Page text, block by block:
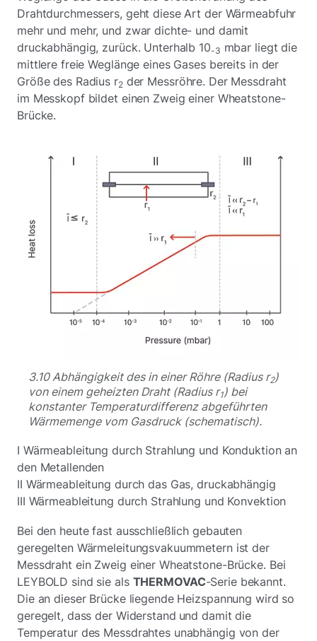
Drahtdurchmessers, geht diese Art der Wärmeabfuhr
mehr und mehr, und zwar dichte- und damit
druckabhängig, zurück. Unterhalb 10-3 mbar liegt die
mittlere freie Weglänge eines Gases bereits in der
Größe des Radius r2der Messröhre. Der Messdraht
im Messkopf bildet einen Zweig einer Wheatstone-
Brücke.
3.10 Abhängigkeit des in einer Röhre (Radius r2)
von einem geheizten Draht (Radius r1) bei
konstanter Temperaturdifferenz abgeführten
Wärmemenge vom Gasdruck (schematisch).
I Wärmeableitung durch Strahlung und Konduktion an
den Metallenden
II Wärmeableitung durch das Gas, druckabhängig
III Wärmeableitung durch Strahlung und Konvektion
Bei den heute fast ausschließlich gebauten
geregelten Wärmeleitungsvakuummetern ist der
Messdraht ein Zweig einer Wheatstone-Brücke. Bei
LEYBOLD sind sie als THERMOVAC-Serie bekannt.
Die an dieser Brücke liegende Heizspannung wird so
geregelt, dass der Widerstand und damit die
Temperatur des Messdrahtes unabhängig von der